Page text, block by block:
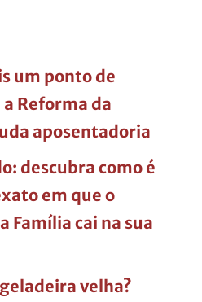
um ponto de
Reforma da
aposentadoria
descubra como é
em que o
Família cai na sua
velha?